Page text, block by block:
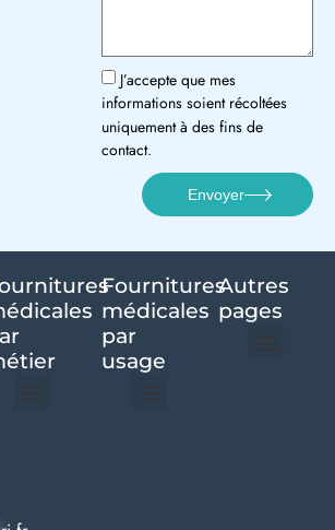
J’accepte que mes
informations soient récoltées
uniquement à des fins de
contact.
Envoyer
Fournitures
médicales
par
usage ​
Autres
pages